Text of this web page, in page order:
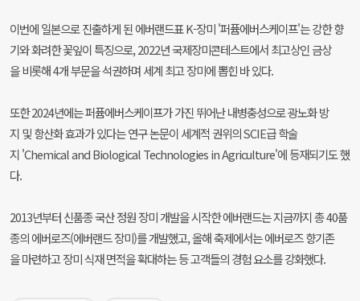
이번에 일본으로 진출하게 된 에버랜드표 K-장미 '퍼퓸에버스케이프'는 강한 향
기와 화려한 꽃잎이 특징으로, 2022년 국제장미콘테스트에서 최고상인 금상
을 비롯해 4개 부문을 석권하며 세계 최고 장미에 뽑힌 바 있다.
또한 2024년에는 퍼퓸에버스케이프가 가진 뛰어난 내병충성으로 광노화 방
지 및 항산화 효과가 있다는 연구 논문이 세계적 권위의 SCIE급 학술
지 'Chemical and Biological Technologies in Agriculture'에 등재되기도 했
다.
2013년부터 신품종 국산 정원 장미 개발을 시작한 에버랜드는 지금까지 총 40품
종의 에버로즈(에버랜드 장미)를 개발했고, 올해 축제에서는 에버로즈 향기존
을 마련하고 장미 식재 면적을 확대하는 등 고객들의 경험 요소를 강화했다.